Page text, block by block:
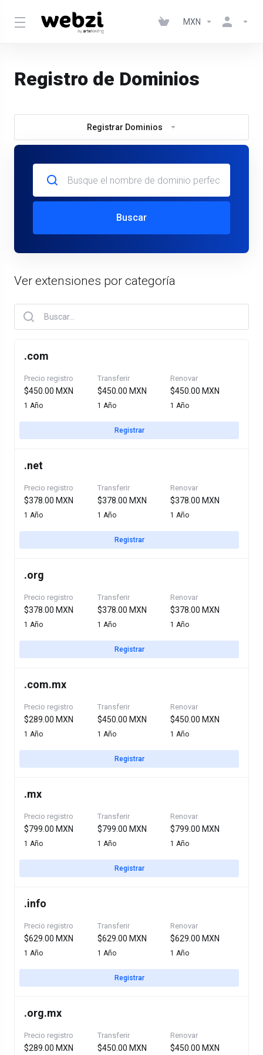
MXN
Registro de Dominios
Registrar Dominios
Buscar
Ver extensiones por categoría
.com
Precio registro
$450.00 MXN
1 Año
Transferir
$450.00 MXN
1 Año
Renovar
$450.00 MXN
1 Año
Registrar
.net
Precio registro
$378.00 MXN
1 Año
Transferir
$378.00 MXN
1 Año
Renovar
$378.00 MXN
1 Año
Registrar
.org
Precio registro
$378.00 MXN
1 Año
Transferir
$378.00 MXN
1 Año
Renovar
$378.00 MXN
1 Año
Registrar
.com.mx
Precio registro
$289.00 MXN
1 Año
Transferir
$450.00 MXN
1 Año
Renovar
$450.00 MXN
1 Año
Registrar
.mx
Precio registro
$799.00 MXN
1 Año
Transferir
$799.00 MXN
1 Año
Renovar
$799.00 MXN
1 Año
Registrar
.info
Precio registro
$629.00 MXN
1 Año
Transferir
$629.00 MXN
1 Año
Renovar
$629.00 MXN
1 Año
Registrar
.org.mx
Precio registro
$289.00 MXN
Transferir
$450.00 MXN
Renovar
$450.00 MXN